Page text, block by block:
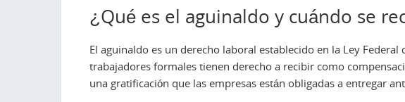
¿Qué es el aguinaldo y cuándo se
El aguinaldo es un derecho laboral establecido en la Ley
trabajadores formales tienen derecho a recibir como
una gratificación que las empresas están obligadas a entregar